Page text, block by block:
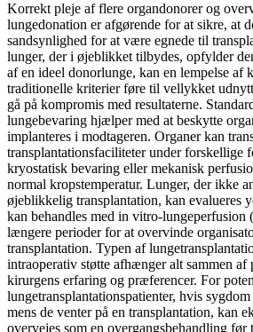
Korrekt pleje af flere organdonorer og
lungedonation er afgørende for at sikre, at
sandsynlighed for at være egnede til
lunger, der i øjeblikket tilbydes, opfylder
af en ideel donorlunge, kan en lempelse af
traditionelle kriterier føre til vellykket
gå på kompromis med resultaterne.
lungebevaring hjælper med at beskytte
implanteres i modtageren. Organer kan
transplantationsfaciliteter under forskellige
kryostatisk bevaring eller mekanisk
normal kropstemperatur. Lunger, der ikke
øjeblikkelig transplantation, kan evalueres
kan behandles med in vitro-lungeperfusion
længere perioder for at overvinde
transplantation. Typen af
intraoperativ støtte afhænger alt sammen af
kirurgens erfaring og præferencer. For
lungetransplantationspatienter, hvis
mens de venter på en transplantation, kan
overvejes som en overgangsbehandling